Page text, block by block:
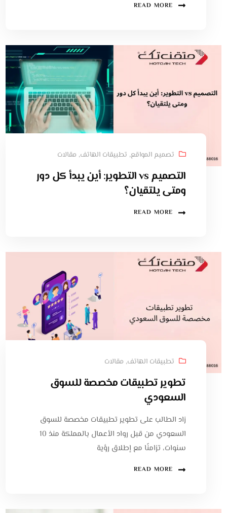
READ MORE
تصميم المواقع, تطبيقات الهاتف, مقالات
التصميم vs التطوير: أين يبدأ كل دور
ومتى يلتقيان؟
READ MORE
تطبيقات الهاتف, مقالات
تطوير تطبيقات مخصصة للسوق
السعودي
زاد الطالب على تطوير تطبيقات مخصصة للسوق
السعودي من قبل رواد الأعمال بالمملكة منذ 10
سنوات، تزامنًا مع إطلاق رؤية
READ MORE